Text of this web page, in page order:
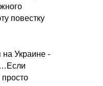
повестку
на Украине -